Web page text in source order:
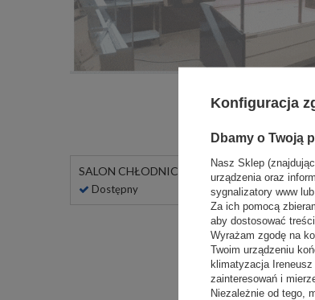
SALON CHŁODNICZY LADEX
Dostępny
Konfiguracja
Dbamy o Twoją
Nasz Sklep
urządzenia oraz
sygnalizatory www
Za ich pomocą
aby dostosować
Wyrażam zgodę na
Twoim urządzeniu
klimatyzacja Ireneusz
zainteresowań i
Niezależnie od tego,